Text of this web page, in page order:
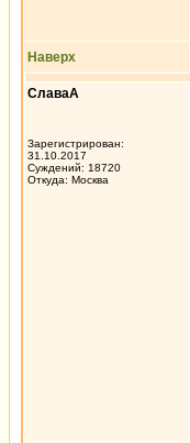
Наверх
СлаваА
Зарегистрирован:
31.10.2017
Суждений: 18720
Откуда: Москва